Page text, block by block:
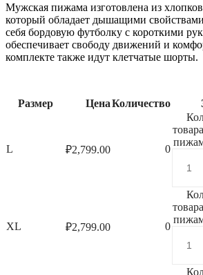
Мужская пижама изготовлена из
который обладает дышащими
себя бордовую футболку с короткими
обеспечивает свободу движений и
комплекте также идут клетчатые шорты.
Размер ЦенаКоличество
L ₽2,799.00 0
XL ₽2,799.00 0